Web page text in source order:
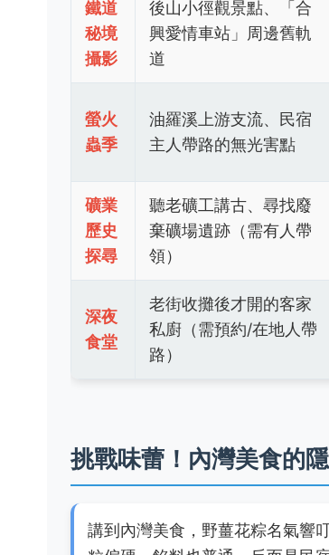
鐵道
秘境
攝影
後山小徑觀景點、「合
興愛情車站」周邊舊軌
道
螢火
蟲季
油羅溪上游支流、民宿
主人帶路的無光害點
礦業
歷史
探尋
聽老礦工講古、尋找廢
棄礦場遺跡（需有人帶
領）
深夜
食堂
老街收攤後才開的客家
私廚（需預約/在地人帶
路）
挑戰味蕾！內灣美食的
講到內灣美食，野薑花粽名氣響